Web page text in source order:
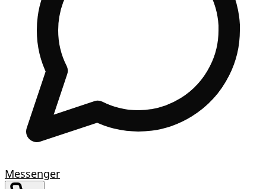
Messenger